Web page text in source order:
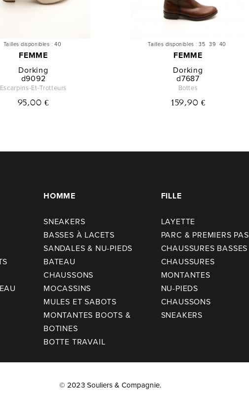
Tailles disponibles : 40
FEMME
Dorking
d9092
Escarpins-Et-Trotteurs
95,00 €
Tailles disponibles : 35 39 40
FEMME
Dorking
d7687
Bottes
159,90 €
HOMME
SNEAKERS
BASSES À LACETS
SANDALES & NU-PIEDS
BATEAU
CHAUSSONS
MOCASSINS
MULES ET SABOTS
MONTANTES BOOTS &
BOTINES
BOTTE TRAVAIL
FILLE
LAYETTE
PARC & PREMIERS PAS
CHAUSSURES BASSES
CHAUSSURES
MONTANTES
NU-PIEDS
CHAUSSONS
SNEAKERS
© 2023 Souliers & Compagnie.